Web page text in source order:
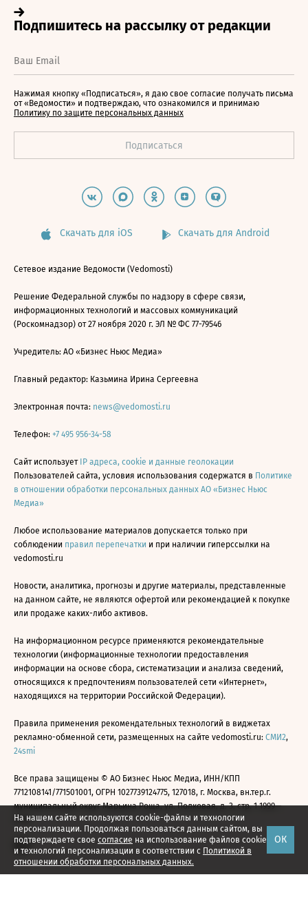
На нашем сайте используются cookie-файлы и технологии
персонализации. Продолжая пользоваться данным сайтом, вы
подтверждаете свое согласие на использование файлов cookie
и технологий персонализации в соответствии с Политикой в
отношении обработки персональных данных.
ОК
Нажимая кнопку «Подписаться», я даю свое согласие получать письма
от «Ведомости» и подтверждаю, что ознакомился и принимаю
Политику по защите персональных данных
Скачать для iOS Скачать для Android
Сетевое издание Ведомости (Vedomosti)
Решение Федеральной службы по надзору в сфере связи,
информационных технологий и массовых коммуникаций
(Роскомнадзор) от 27 ноября 2020 г. ЭЛ № ФС 77-79546
Учредитель: АО «Бизнес Ньюс Медиа»
Главный редактор: Казьмина Ирина Сергеевна
Электронная почта: news@vedomosti.ru
Телефон: +7 495 956-34-58
Сайт использует IP адреса, cookie и данные геолокации
Пользователей сайта, условия использования содержатся в Политике
в отношении обработки персональных данных АО «Бизнес Ньюс
Медиа»
Любое использование материалов допускается только при
соблюдении правил перепечатки и при наличии гиперссылки на
vedomosti.ru
Новости, аналитика, прогнозы и другие материалы, представленные
на данном сайте, не являются офертой или рекомендацией к покупке
или продаже каких-либо активов.
На информационном ресурсе применяются рекомендательные
технологии (информационные технологии предоставления
информации на основе сбора, систематизации и анализа сведений,
относящихся к предпочтениям пользователей сети «Интернет»,
находящихся на территории Российской Федерации).
Правила применения рекомендательных технологий в виджетах
рекламно-обменной сети, размещенных на сайте vedomosti.ru: СМИ2,
24smi
Все права защищены © АО Бизнес Ньюс Медиа, ИНН/КПП
7712108141/771501001, ОГРН 1027739124775, 127018, г. Москва, вн.тер.г.
муниципальный округ Марьина Роща, ул. Полковая, д. 3, стр. 1 1999—
2026